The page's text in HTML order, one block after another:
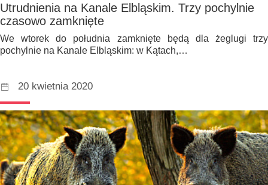
Utrudnienia na Kanale Elbląskim. Trzy pochylnie
czasowo zamknięte
We wtorek do południa zamknięte będą dla żeglugi trzy
pochylnie na Kanale Elbląskim: w Kątach,…
20 kwietnia 2020